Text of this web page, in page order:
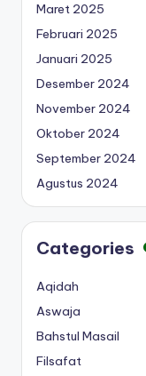
Maret 2025
Februari 2025
Januari 2025
Desember 2024
November 2024
Oktober 2024
September 2024
Agustus 2024
Categories
Aqidah
Aswaja
Bahstul Masail
Filsafat